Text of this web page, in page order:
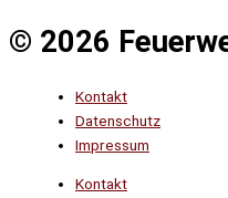
© 2026
Kontakt
Datenschutz
Impressum
Kontakt